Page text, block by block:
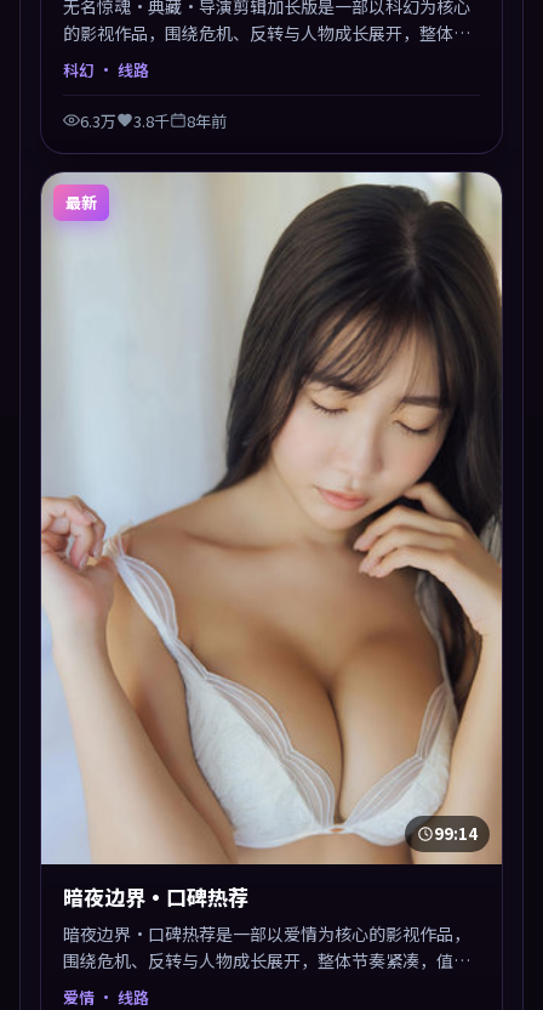
无名惊魂·典藏·导演剪辑加长版是一部以科幻为核心
的影视作品，围绕危机、反转与人物成长展开，整体节
奏紧凑，值得推荐观看。
科幻 · 线路
6.3万 3.8千 8年前
最新
99:14
暗夜边界·口碑热荐
暗夜边界·口碑热荐是一部以爱情为核心的影视作品，
围绕危机、反转与人物成长展开，整体节奏紧凑，值得
推荐观看。
爱情 · 线路